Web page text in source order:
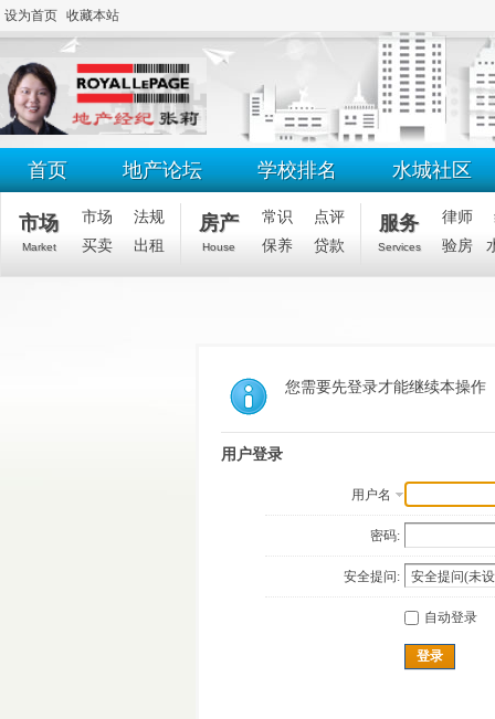
设为首页 收藏本站
首页 地产论坛 学校排名 水城社区
市场
Market
市场
法规
买卖
出租
房产
House
常识
点评
保养
贷款
服务
Services
律师
验房
您需要先登录才能继续本操作
用户登录
用户名
密码:
安全提问:
自动登录
登录